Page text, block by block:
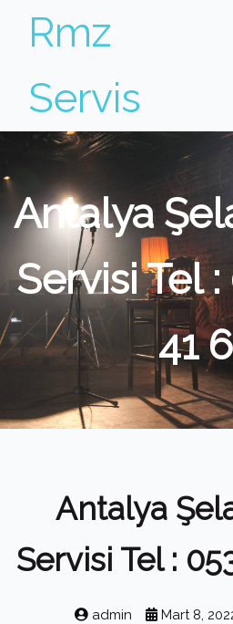
Rmz
Servis
Antalya
Servisi Tel :
41
Antalya
Servisi Tel :
admin Mart 8,